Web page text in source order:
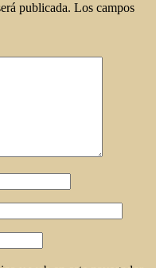
publicada. Los campos